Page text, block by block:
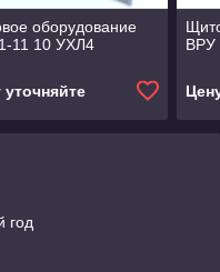
оборудование
11 10 УХЛ4
уточняйте
ВРУ
год